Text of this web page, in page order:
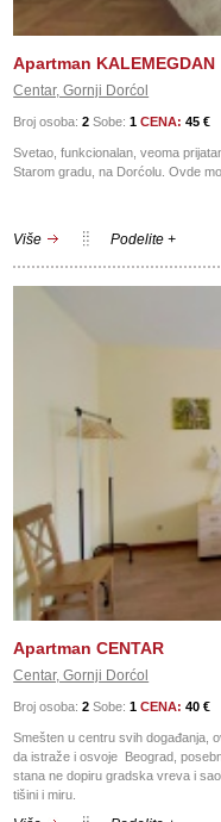
Apartman KALEMEGDAN
Centar, Gornji Dorćol
Broj osoba:2 Sobe:1 CENA:45 €
Svetao, funkcionalan, veoma
Starom gradu, na Dorćolu. Ovde
Više Podelite +
Apartman CENTAR
Centar, Gornji Dorćol
Broj osoba:2 Sobe:1 CENA:40 €
Smešten u centru svih događanja,
da istraže i osvoje Beograd,
stana ne dopiru gradska vreva i
tišini i miru.